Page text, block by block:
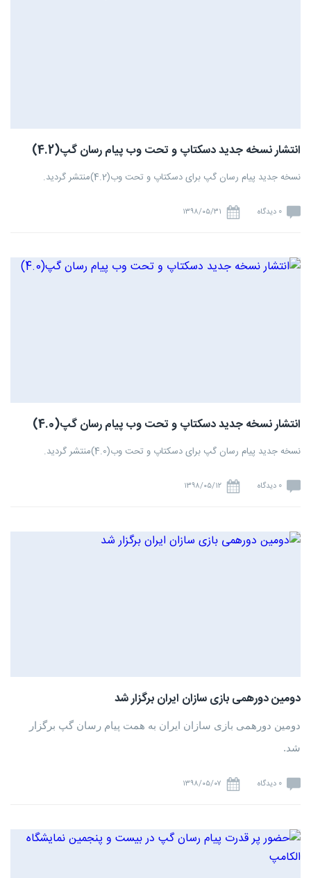
انتشار نسخه جدید دسکتاپ و تحت وب پیام رسان گپ(4.2)
نسخه جدید پیام رسان گپ برای دسکتاپ و تحت وب(4.2)منتشر گردید.
0 دیدگاه ۱۳۹۸/۰۵/۳۱
انتشار نسخه جدید دسکتاپ و تحت وب پیام رسان گپ(4.0)
نسخه جدید پیام رسان گپ برای دسکتاپ و تحت وب(4.0)منتشر گردید.
0 دیدگاه ۱۳۹۸/۰۵/۱۲
دومین دورهمی بازی سازان ایران برگزار شد
دومین دورهمی بازی سازان ایران به همت پیام رسان گپ برگزار
شد.
0 دیدگاه ۱۳۹۸/۰۵/۰۷